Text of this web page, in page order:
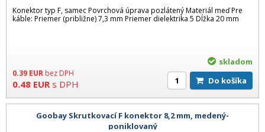
Konektor typ F, samec Povrchová úprava pozlátený Materiál meď Pre
káble: Priemer (približne) 7,3 mm Priemer dielektrika 5 Dĺžka 20 mm
0.39 EUR bez DPH
0.48 EUR s DPH
skladom
Do košíka
Goobay Skrutkovací F konektor 8,2 mm, medený-
poniklovaný